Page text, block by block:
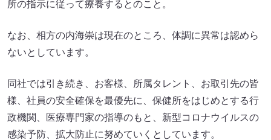
所の指示に従って療養するとのこと。
なお、相方の内海崇は現在のところ、体調に異常は認めら
ないとしています。
同社では引き続き、お客様、所属タレント、お取引先の皆
様、社員の安全確保を最優先に、保健所をはじめとする行
政機関、医療専門家の指導のもと、新型コロナウイルスの
感染予防、拡大防止に努めていくとしています。